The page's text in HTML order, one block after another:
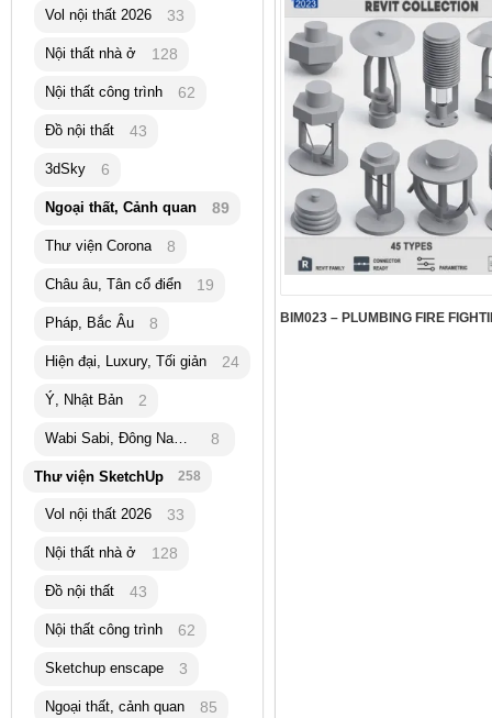
Vol nội thất 2026 33
Nội thất nhà ở 128
Nội thất công trình 62
Đồ nội thất 43
3dSky 6
Ngoại thất, Cảnh quan 89
Thư viện Corona 8
Châu âu, Tân cổ điển 19
Pháp, Bắc Âu 8
Hiện đại, Luxury, Tối giản 24
Ý, Nhật Bản 2
Wabi Sabi, Đông Nam Á 8
Thư viện SketchUp 258
Vol nội thất 2026 33
Nội thất nhà ở 128
Đồ nội thất 43
Nội thất công trình 62
Sketchup enscape 3
Ngoại thất, cảnh quan 85